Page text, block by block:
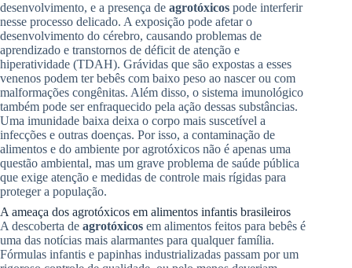
desenvolvimento, e a presença de agrotóxicos pode interferir
nesse processo delicado. A exposição pode afetar o
desenvolvimento do cérebro, causando problemas de
aprendizado e transtornos de déficit de atenção e
hiperatividade (TDAH). Grávidas que são expostas a esses
venenos podem ter bebês com baixo peso ao nascer ou com
malformações congênitas. Além disso, o sistema imunológico
também pode ser enfraquecido pela ação dessas substâncias.
Uma imunidade baixa deixa o corpo mais suscetível a
infecções e outras doenças. Por isso, a contaminação de
alimentos e do ambiente por agrotóxicos não é apenas uma
questão ambiental, mas um grave problema de saúde pública
que exige atenção e medidas de controle mais rígidas para
proteger a população.
A ameaça dos agrotóxicos em alimentos infantis brasileiros
A descoberta de agrotóxicos em alimentos feitos para bebês é
uma das notícias mais alarmantes para qualquer família.
Fórmulas infantis e papinhas industrializadas passam por um